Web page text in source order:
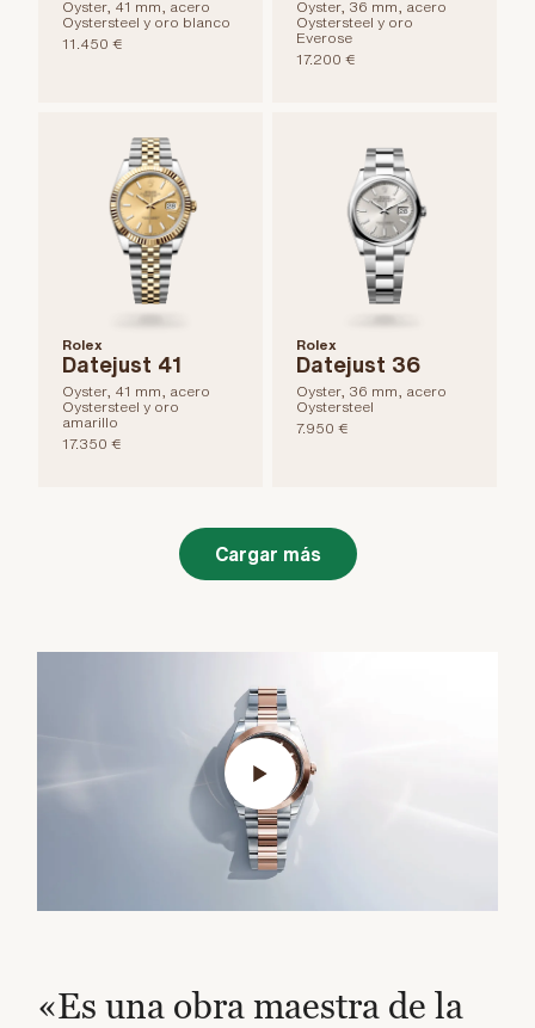
Oyster, 41 mm, acero
Oystersteel y oro blanco
11.450 €
Oyster, 36 mm, acero
Oystersteel y oro
Everose
17.200 €
Rolex
Datejust 41
Oyster, 41 mm, acero
Oystersteel y oro
amarillo
17.350 €
Rolex
Datejust 36
Oyster, 36 mm, acero
Oystersteel
7.950 €
Cargar más
«Es una obra maestra de la